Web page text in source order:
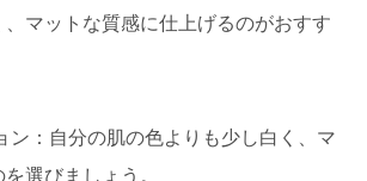
マットな質感に仕上げるのがおすす
ン：自分の肌の色よりも少し白く、マ
選びましょう。